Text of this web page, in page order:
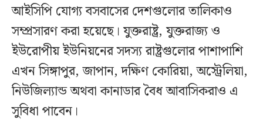
আইসিপি যোগ্য বসবাসের দেশগুলোর তালিকাও
সম্প্রসারণ করা হয়েছে। যুক্তরাষ্ট্র, যুক্তরাজ্য ও
ইউরোপীয় ইউনিয়নের সদস্য রাষ্ট্রগুলোর পাশাপাশি
এখন সিঙ্গাপুর, জাপান, দক্ষিণ কোরিয়া, অস্ট্রেলিয়া,
নিউজিল্যান্ড অথবা কানাডার বৈধ আবাসিকরাও এ
সুবিধা পাবেন।